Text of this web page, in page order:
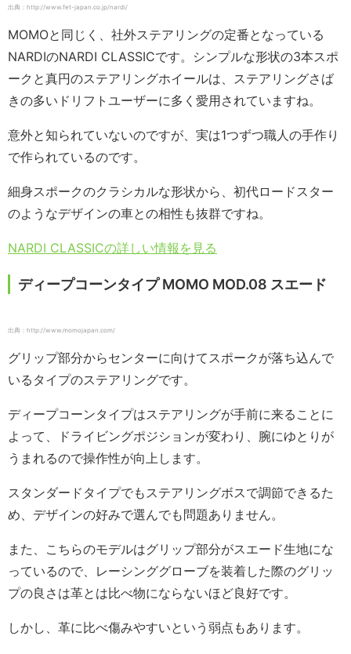
出典：http://www.fet-japan.co.jp/nardi/
MOMOと同じく、社外ステアリングの定番となっている
NARDIのNARDI CLASSICです。シンプルな形状の3本スポ
ークと真円のステアリングホイールは、ステアリングさば
きの多いドリフトユーザーに多く愛用されていますね。
意外と知られていないのですが、実は1つずつ職人の手作り
で作られているのです。
細身スポークのクラシカルな形状から、初代ロードスター
のようなデザインの車との相性も抜群ですね。
NARDI CLASSICの詳しい情報を見る
ディープコーンタイプ MOMO MOD.08 スエード
出典：http://www.momojapan.com/
グリップ部分からセンターに向けてスポークが落ち込んで
いるタイプのステアリングです。
ディープコーンタイプはステアリングが手前に来ることに
よって、ドライビングポジションが変わり、腕にゆとりが
うまれるので操作性が向上します。
スタンダードタイプでもステアリングボスで調節できるた
め、デザインの好みで選んでも問題ありません。
また、こちらのモデルはグリップ部分がスエード生地にな
っているので、レーシンググローブを装着した際のグリッ
プの良さは革とは比べ物にならないほど良好です。
しかし、革に比べ傷みやすいという弱点もあります。